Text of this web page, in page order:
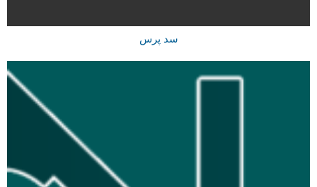
سد پرس